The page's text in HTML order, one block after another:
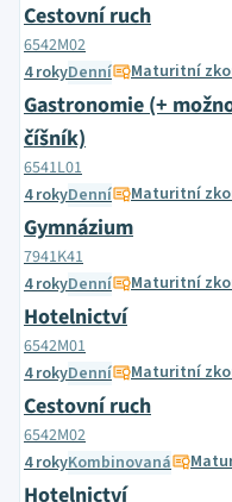
Cestovní ruch
6542M02
4 rokyDenní Maturitní
Gastronomie (+
číšník)
6541L01
4 rokyDenní Maturitní
Gymnázium
7941K41
4 rokyDenní Maturitní
Hotelnictví
6542M01
4 rokyDenní Maturitní
Cestovní ruch
6542M02
4 rokyKombinovaná
Hotelnictví